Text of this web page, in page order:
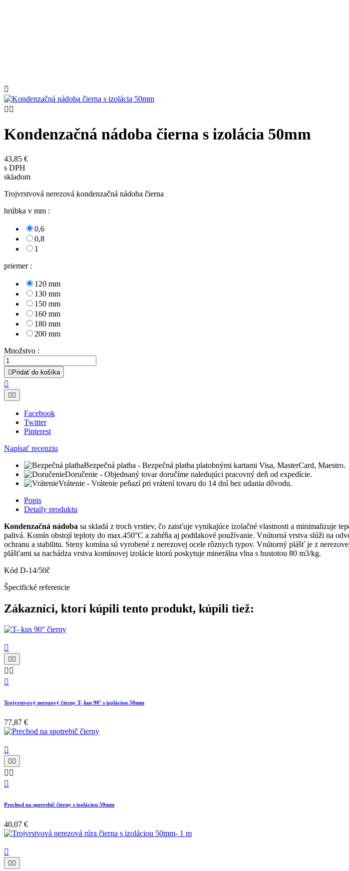

 
Kondenzačná nádoba čierna s izolácia 50mm
43,85 €
s DPH
skladom
Trojvrstvová nerezová kondenzačná nádoba čierna
hrúbka v mm :
0,6
0,8
1
priemer :
120 mm
130 mm
150 mm
160 mm
180 mm
200 mm
Množstvo :
Pridať do košíka


Facebook
Twitter
Pinterest
Napísať recenziu
Bezpečná platba - Bezpečná platba platobnými kartami Visa, MasterCard, Maestro.
Doručenie - Objednaný tovar doručíme naledujúci pracovný deň od expedície.
Vrátenie - Vrátenie peňazí pri vrátení tovaru do 14 dní bez udania dôvodu.
Popis
Detaily produktu
Kondenzačná nádoba sa skladá z troch vrstiev, čo zaisťuje vynikajúce izolačné vlastnosti a minimalizuje
palivá. Komín obstojí teploty do max.450°C a zahŕňa aj podtlakové používanie. Vnútorná vrstva slúži na
ochranu a stabilitu. Steny komína sú vyrobené z nerezovej ocele rôznych typov. Vnútorný plášť je z
plášťami sa nachádza vrstva komínovej izolácie ktorú poskytuje minerálna vlna s hustotou 80 m3/kg.
Kód D-14/50č
Špecifické referencie
Zákazníci, ktorí kúpili tento produkt, kúpili tiež:

 
 

Trojvrstvový nerezový čierny T- kus 90° s izoláciou 50mm
77,87 €

 
 

Prechod na spotrebič čierny s izoláciou 50mm
40,07 €

 